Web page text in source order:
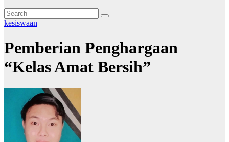
kesiswaan
Pemberian Penghargaan
“Kelas Amat Bersih”